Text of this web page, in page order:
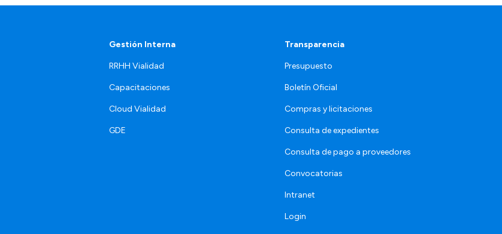
Gestión Interna
RRHH Vialidad
Capacitaciones
Cloud Vialidad
GDE
Transparencia
Presupuesto
Boletín Oficial
Compras y licitaciones
Consulta de expedientes
Consulta de pago a proveedores
Convocatorias
Intranet
Login